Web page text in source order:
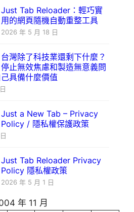
Just Tab Reloader：輕巧實
用的網頁隨機自動重整工具
2026 年 5 月 18 日
台灣除了科技業還剩下什麼？
停止無效焦慮和製造無意義問
具備什麼價值
Just a New Tab – Privacy
Policy / 隱私權保護政策
Just Tab Reloader Privacy
Policy 隱私權政策
2026 年 5 月 1 日
年 11 月